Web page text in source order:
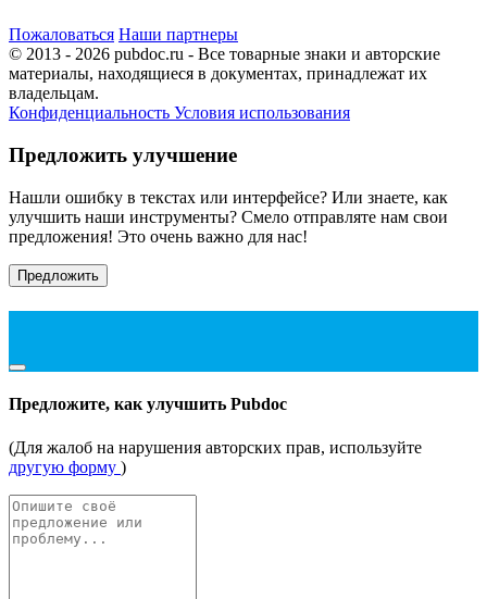
Пожаловаться Наши партнеры
© 2013 - 2026 pubdoc.ru - Все товарные знаки и авторские
материалы, находящиеся в документах, принадлежат их
владельцам.
Конфиденциальность Условия использования
Предложить улучшение
Нашли ошибку в текстах или интерфейсе? Или знаете, как
улучшить наши инструменты? Смело отправляте нам свои
предложения! Это очень важно для нас!
Предложить
Предложите, как улучшить Pubdoc
(Для жалоб на нарушения авторских прав, используйте
другую форму )